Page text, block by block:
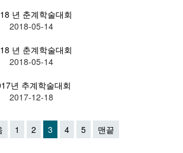
년 춘계학술대회
2018-05-14
년 춘계학술대회
2018-05-14
년 추계학술대회
2017-12-18
1 2 3 4 5 맨끝